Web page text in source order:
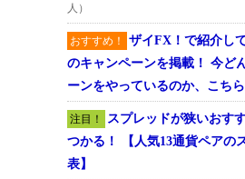
人）
おすすめ！
ザイFX！で紹介し
のキャンペーンを掲載！ 今ど
ーンをやっているのか、こち
注目！
スプレッドが狭いおす
つかる！ 【人気13通貨ペアの
表】